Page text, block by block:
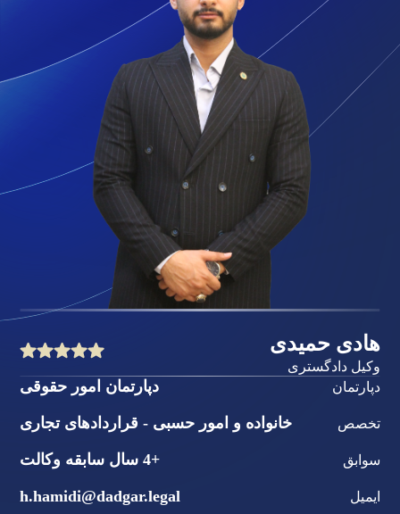
هادی حمیدی
وکیل دادگستری
دپارتمان
دپارتمان امور حقوقی
تخصص خانواده و امور حسبی - قراردادهای تجاری
سوابق +4 سال سابقه وکالت
ایمیل h.hamidi@dadgar.legal